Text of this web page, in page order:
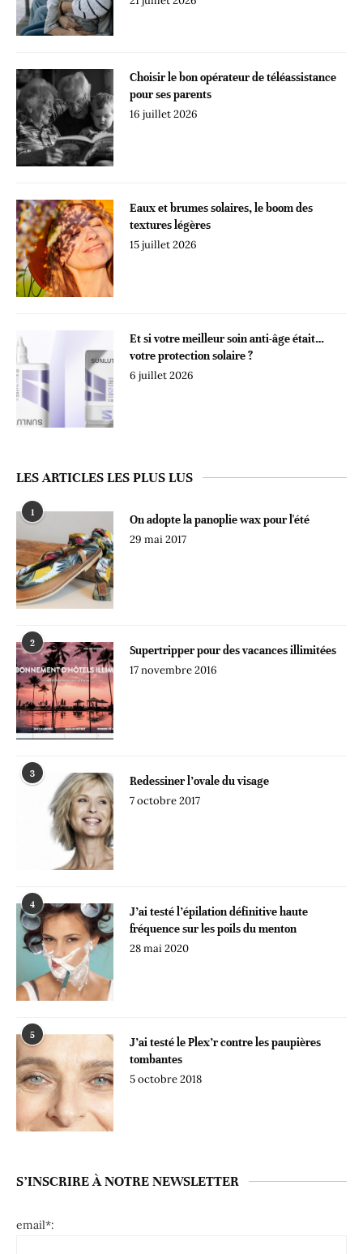
Choisir le bon opérateur de téléassistance
pour ses parents
16 juillet 2026
Eaux et brumes solaires, le boom des
textures légères
15 juillet 2026
Et si votre meilleur soin anti-âge était…
votre protection solaire ?
6 juillet 2026
LES ARTICLES LES PLUS LUS
1
On adopte la panoplie wax pour l'été
29 mai 2017
2
Supertripper pour des vacances illimitées
17 novembre 2016
3
Redessiner l’ovale du visage
7 octobre 2017
4
J’ai testé l’épilation définitive haute
fréquence sur les poils du menton
28 mai 2020
5
J’ai testé le Plex’r contre les paupières
tombantes
5 octobre 2018
S’INSCRIRE À NOTRE NEWSLETTER
email*: